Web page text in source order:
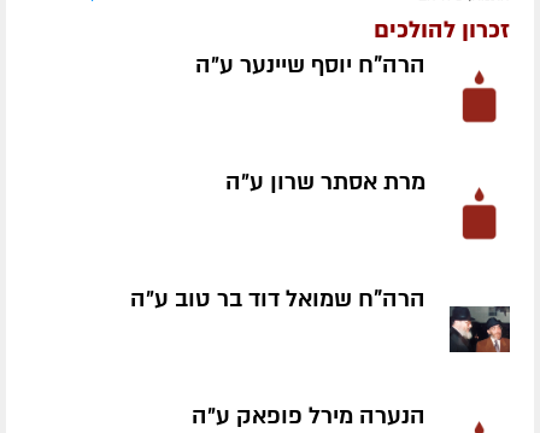
זכרון להולכים
הרה"ח יוסף שיינער ע״ה
מרת אסתר שרון ע״ה
הרה"ח שמואל דוד בר טוב ע״ה
הנערה מירל פופאק ע״ה